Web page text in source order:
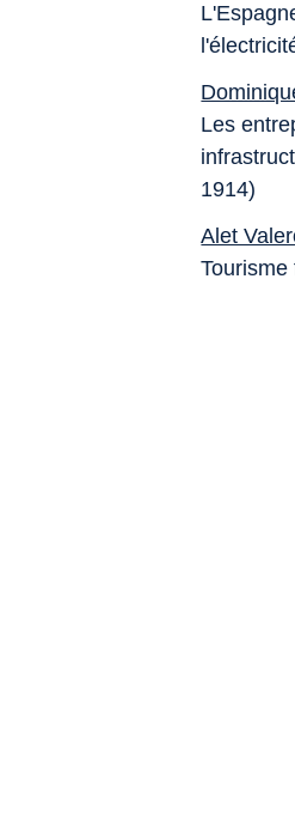
Les
1914)
Alet